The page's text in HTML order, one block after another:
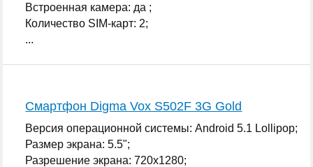
Встроенная камера: да ;
Количество SIM-карт: 2;
...
Смартфон Digma Vox S502F 3G Gold
Версия операционной системы: Android 5.1 Lollipop;
Размер экрана: 5.5";
Разрешение экрана: 720x1280;